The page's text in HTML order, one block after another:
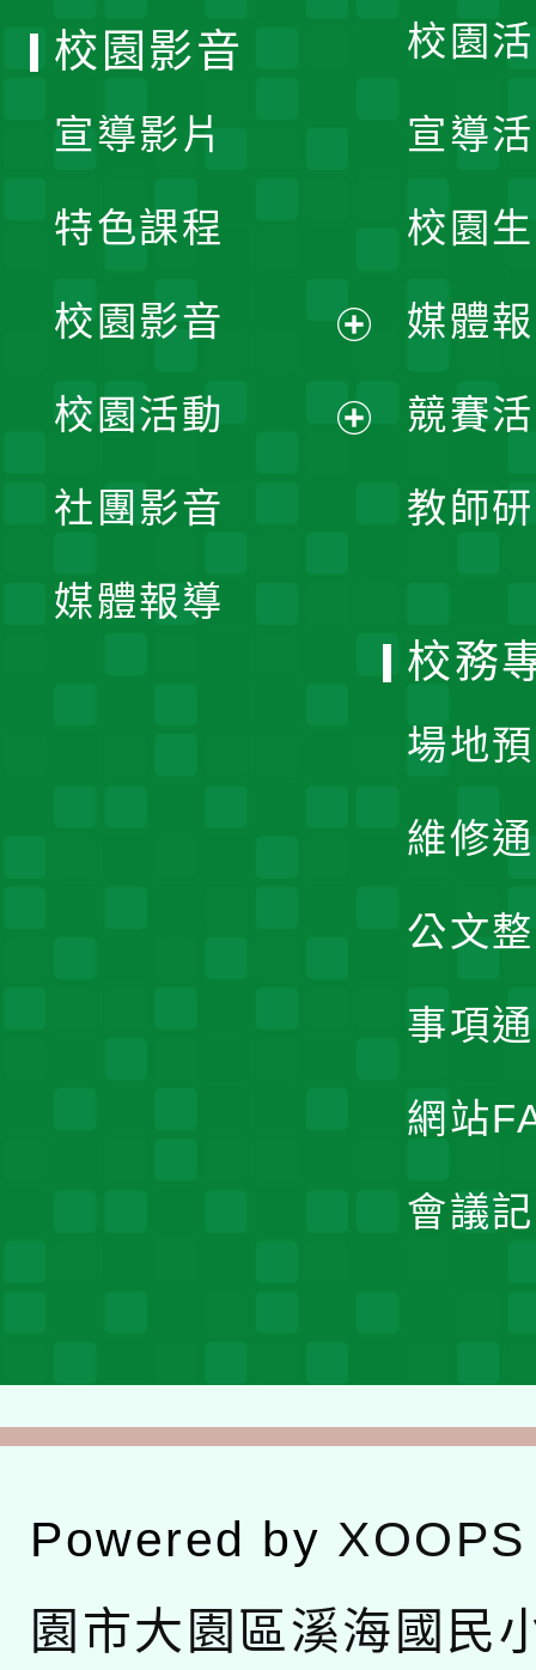
校園
宣導
校園
媒體
競賽
教師
校園影音
宣導影片
特色課程
校園影音
開
校園活動
社團影音
媒體報導
校務
場地
維修
公文
事項
網站
會議
Powered by XOOPS
園市大園區溪海國民